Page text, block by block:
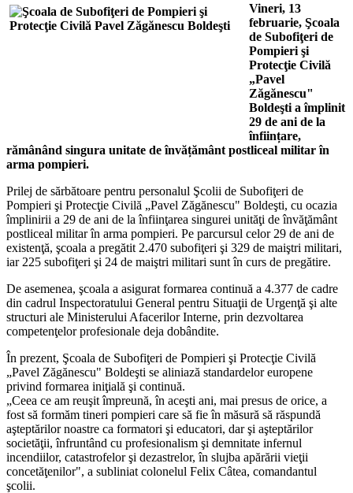
Vineri, 13
februarie, Şcoala
de Subofiţeri de
Pompieri şi
Protecţie Civilă
„Pavel
Zăgănescu"
Boldeşti a împlinit
29 de ani de la
înființare,
rămânând singura unitate de învățământ postliceal militar în
arma pompieri.
Prilej de sărbătoare pentru personalul Şcolii de Subofiţeri de
Pompieri şi Protecţie Civilă „Pavel Zăgănescu" Boldeşti, cu ocazia
împlinirii a 29 de ani de la înfiinţarea singurei unităţi de învăţământ
postliceal militar în arma pompieri. Pe parcursul celor 29 de ani de
existenţă, şcoala a pregătit 2.470 subofiţeri şi 329 de maiştri militari,
iar 225 subofiţeri şi 24 de maiştri militari sunt în curs de pregătire.
De asemenea, şcoala a asigurat formarea continuă a 4.377 de cadre
din cadrul Inspectoratului General pentru Situaţii de Urgenţă şi alte
structuri ale Ministerului Afacerilor Interne, prin dezvoltarea
competenţelor profesionale deja dobândite.
În prezent, Şcoala de Subofiţeri de Pompieri şi Protecţie Civilă
„Pavel Zăgănescu" Boldeşti se aliniază standardelor europene
privind formarea iniţială şi continuă.
„Ceea ce am reuşit împreună, în aceşti ani, mai presus de orice, a
fost să formăm tineri pompieri care să fie în măsură să răspundă
aşteptărilor noastre ca formatori şi educatori, dar şi aşteptărilor
societăţii, înfruntând cu profesionalism şi demnitate infernul
incendiilor, catastrofelor şi dezastrelor, în slujba apărării vieţii
concetăţenilor", a subliniat colonelul Felix Câtea, comandantul
şcolii.